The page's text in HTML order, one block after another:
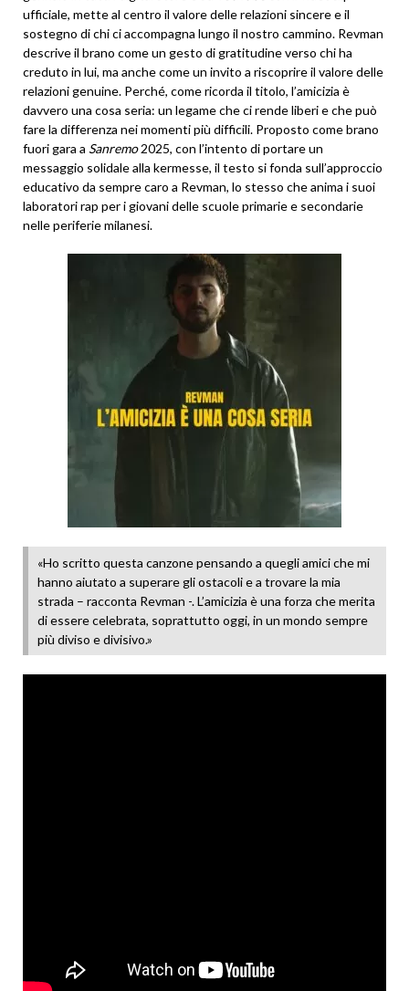
ufficiale, mette al centro il valore delle relazioni sincere e il
sostegno di chi ci accompagna lungo il nostro cammino. Revman
descrive il brano come un gesto di gratitudine verso chi ha
creduto in lui, ma anche come un invito a riscoprire il valore delle
relazioni genuine. Perché, come ricorda il titolo, l’amicizia è
davvero una cosa seria: un legame che ci rende liberi e che può
fare la differenza nei momenti più difficili. Proposto come brano
fuori gara a Sanremo2025, con l’intento di portare un
messaggio solidale alla kermesse, il testo si fonda sull’approccio
educativo da sempre caro a Revman, lo stesso che anima i suoi
laboratori rap per i giovani delle scuole primarie e secondarie
nelle periferie milanesi.
«Ho scritto questa canzone pensando a quegli amici che mi
hanno aiutato a superare gli ostacoli e a trovare la mia
strada – racconta Revman -. L’amicizia è una forza che merita
di essere celebrata, soprattutto oggi, in un mondo sempre
più diviso e divisivo.»